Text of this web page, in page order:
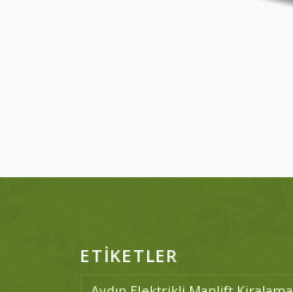
ETIKETLER